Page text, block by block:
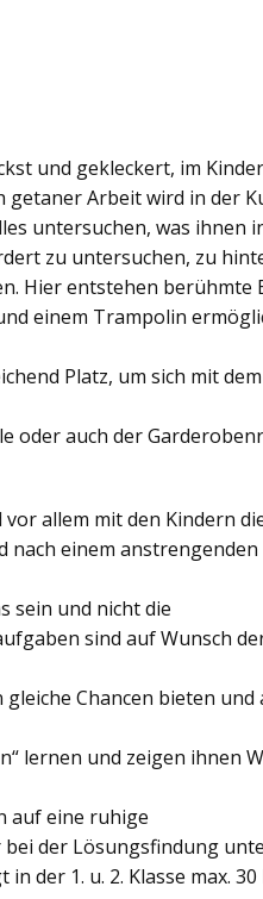
und gekleckert, im
Arbeit wird in der
untersuchen, was ihnen
zu untersuchen, zu
Hier entstehen berühmte
einem Trampolin
Platz, um sich mit
oder auch der
allem mit den Kindern
nach einem anstrengenden
sein und nicht die
sind auf Wunsch
Chancen bieten und
lernen und zeigen ihnen
auf eine ruhige
der Lösungsfindung
1. u. 2. Klasse max.